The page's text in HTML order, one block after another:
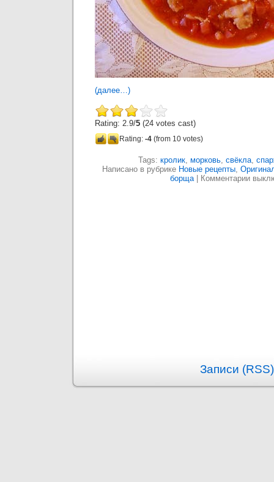
(далее…)
Rating: 2.9/5 (24 votes cast)
Rating: -4 (from 10 votes)
Tags: кролик, морковь, свёкла,
Написано в рубрике Новые рецепты,
борща| Комментарии
Записи (RSS)